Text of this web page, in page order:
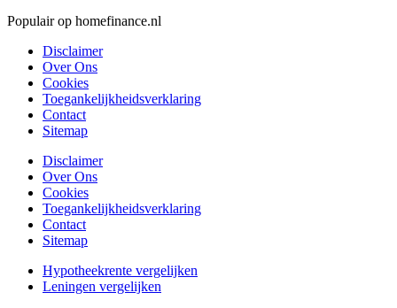
Populair op homefinance.nl
Disclaimer
Over Ons
Cookies
Toegankelijkheidsverklaring
Contact
Sitemap
Disclaimer
Over Ons
Cookies
Toegankelijkheidsverklaring
Contact
Sitemap
Hypotheekrente vergelijken
Leningen vergelijken